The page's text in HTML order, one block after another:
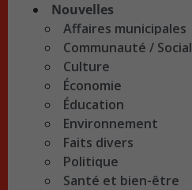
Nouvelles
Affaires municipales
Communauté / Social
Culture
Économie
Éducation
Environnement
Faits divers
Politique
Santé et bien-être